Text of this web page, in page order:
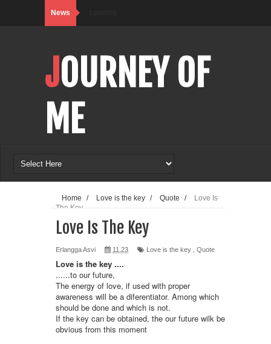
News
JOURNEY OF
ME
Home / Love is the key / Quote /
Love Is
The Key
Love Is The Key
Erlangga Asvi 11.23 Love is the key Quote
Love is the key ....
......to our future,
The energy of love, if used with proper
awareness will be a diferentiator. Among which
should be done and which is not.
If the key can be obtained, the our future wilk be
obvious from this moment